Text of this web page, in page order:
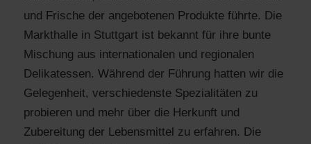
und Frische der angebotenen Produkte führte. Die
Markthalle in Stuttgart ist bekannt für ihre bunte
Mischung aus internationalen und regionalen
Delikatessen. Während der Führung hatten wir die
Gelegenheit, verschiedenste Spezialitäten zu
probieren und mehr über die Herkunft und
Zubereitung der Lebensmittel zu erfahren. Die